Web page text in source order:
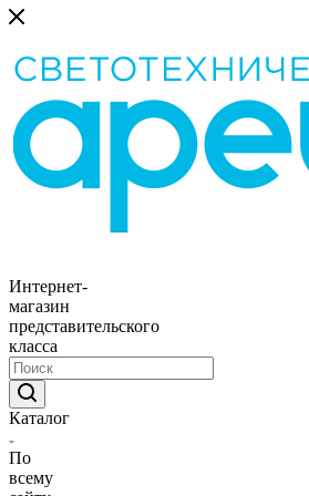
Интернет-
магазин
представительского
класса
Каталог
По
всему